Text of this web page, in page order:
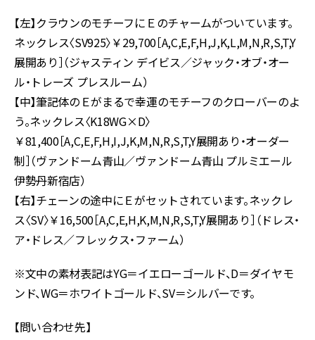
【左】クラウンのモチーフにＥのチャームがついています。
ネックレス〈SV925〉￥29,700［A,C,E,F,H,J,K,L,M,N,R,S,T,Y
展開あり］（ジャスティン デイビス／ジャック・オブ・オー
ル・トレーズ プレスルーム）
【中】筆記体のＥがまるで幸運のモチーフのクローバーのよ
う。ネックレス〈K18WG×D〉
￥81,400［A,C,E,F,H,I,J,K,M,N,R,S,T,Y展開あり・オーダー
制］（ヴァンドーム青山／ヴァンドーム青山 プルミエール
伊勢丹新宿店）
【右】チェーンの途中にＥがセットされています。ネックレ
ス〈SV〉￥16,500［A,C,E,H,K,M,N,R,S,T,Y展開あり］（ドレス・
ア・ドレス／フレックス・ファーム）
※文中の素材表記はYG＝イエローゴールド、D＝ダイヤモ
ンド、WG＝ホワイトゴールド、SV＝シルバーです。
【問い合わせ先】